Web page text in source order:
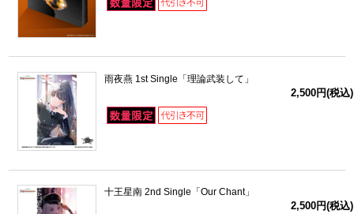
雨夜燕 1st Single「理論武装して」
2,500円(税込)
十王星南 2nd Single「Our Chant」
2,500円(税込)